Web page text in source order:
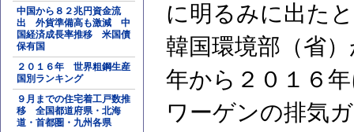
中国から８２兆円資金流
出 外貨準備高も激減 中
国経済成長率推移 米国債
保有国
２０１６年 世界粗鋼生産
国別ランキング
９月までの住宅着工戸数推
移 全国都道府県・北海
道・首都圏・九州各県
に明るみに出た
韓国環境部（省
年から２０１６
ワーゲンの排気